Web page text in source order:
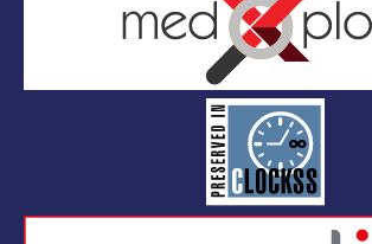
CLOCKSS is a dak archive that
ensures the long-term survival
of web-based scholary
publications, governed by and
for its stakeholders.